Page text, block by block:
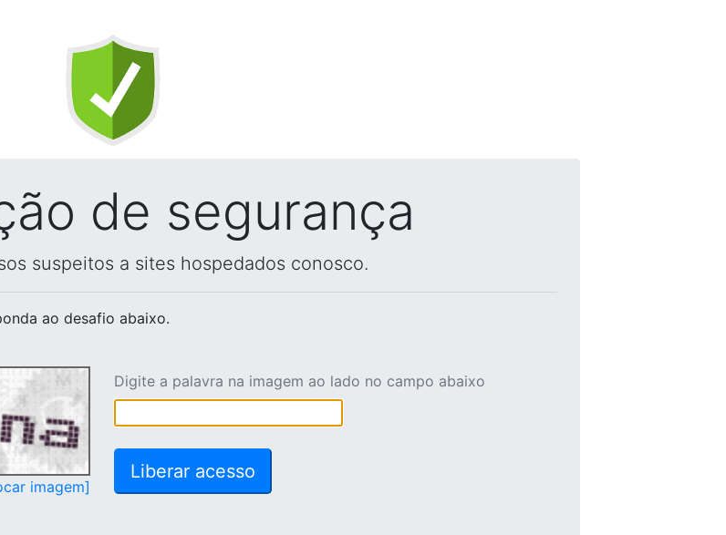
de segurança
suspeitos a sites hospedados conosco.
ao desafio abaixo.
imagem]
Digite a palavra na imagem ao lado no campo abaixo